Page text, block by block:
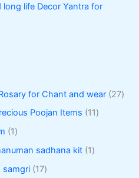
long life Decor Yantra for
Rosary for Chant and wear 27
Poojan Items 11
1
hanuman sadhana kit 1
samgri 17